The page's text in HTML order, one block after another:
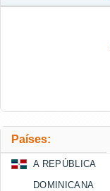
Países:
A REPÚBLICA
DOMINICANA